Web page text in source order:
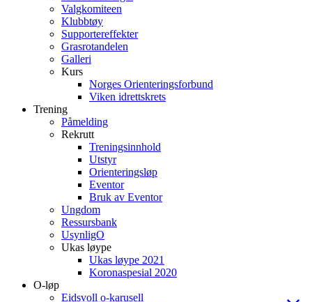
Valgkomiteen
Klubbtøy
Supportereffekter
Grasrotandelen
Galleri
Kurs
Norges Orienteringsforbund
Viken idrettskrets
Trening
Påmelding
Rekrutt
Treningsinnhold
Utstyr
Orienteringsløp
Eventor
Bruk av Eventor
Ungdom
Ressursbank
UsynligO
Ukas løype
Ukas løype 2021
Koronaspesial 2020
O-løp
Eidsvoll o-karusell